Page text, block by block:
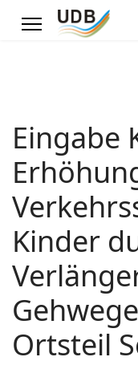
Eingabe
Kinder
Ortsteil